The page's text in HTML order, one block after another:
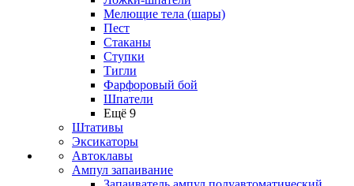
Мелющие тела (шары)
Пест
Стаканы
Ступки
Тигли
Фарфоровый бой
Шпатели
Ещё 9
Штативы
Эксикаторы
Автоклавы
Ампул запаивание